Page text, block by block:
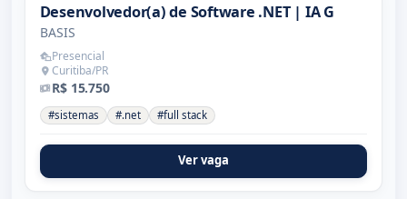
Desenvolvedor(a) de Software .NET | IA G
BASIS
Presencial
Curitiba/PR
R$ 15.750
#sistemas #.net #full stack
Ver vaga